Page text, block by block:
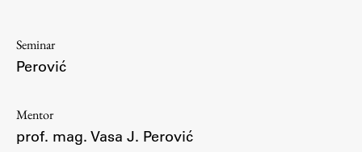
About the Faculty
Organization
Seminar
Perović
Mentor
prof. mag. Vasa J. Perović